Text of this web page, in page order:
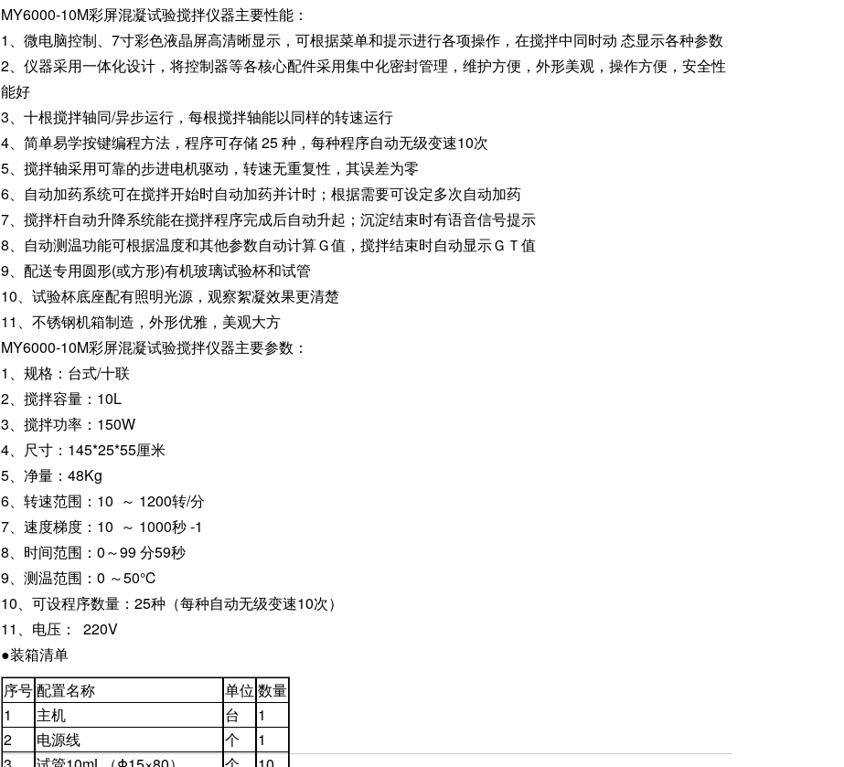
MY6000-10M彩屏混凝试验搅拌仪器主要性能：
1、微电脑控制、7寸彩色液晶屏高清晰显示，可根据菜单和提示进行各项操作，在搅拌中同时动 态显示各种参数
2、仪器采用一体化设计，将控制器等各核心配件采用集中化密封管理，维护方便，外形美观，操作方便，安全性
能好
3、十根搅拌轴同/异步运行，每根搅拌轴能以同样的转速运行
4、简单易学按键编程方法，程序可存储 25 种，每种程序自动无级变速10次
5、搅拌轴采用可靠的步进电机驱动，转速无重复性，其误差为零
6、自动加药系统可在搅拌开始时自动加药并计时；根据需要可设定多次自动加药
7、搅拌杆自动升降系统能在搅拌程序完成后自动升起；沉淀结束时有语音信号提示
8、自动测温功能可根据温度和其他参数自动计算Ｇ值，搅拌结束时自动显示ＧＴ值
9、配送专用圆形(或方形)有机玻璃试验杯和试管
10、试验杯底座配有照明光源，观察絮凝效果更清楚
11、不锈钢机箱制造，外形优雅，美观大方
MY6000-10M彩屏混凝试验搅拌仪器主要参数：
1、规格：台式/十联
2、搅拌容量：10L
3、搅拌功率：150W
4、尺寸：145*25*55厘米
5、净量：48Kg
6、转速范围：10 ～ 1200转/分
7、速度梯度：10 ～ 1000秒 -1
8、时间范围：0～99 分59秒
9、测温范围：0 ～50℃
10、可设程序数量：25种（每种自动无级变速10次）
11、电压： 220V
●装箱清单
序号配置名称 单位 数量
1
主机 台
1
2
电源线 个
1